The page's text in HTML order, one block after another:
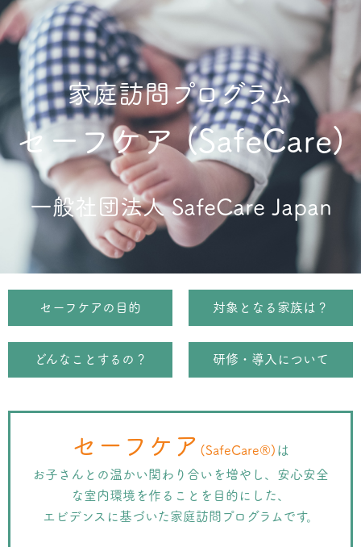
家庭訪問プログラム
セーフケア (SafeCare)
一般社団法人SafeCare Japan
セーフケアの目的 対象となる家族は？
どんなことするの？ 研修・導入について
セーフケア (SafeCare®︎) は
お子さんとの温かい関わり合いを増やし、 安心安全
な室内環境を作ることを目的にした、
エビデンスに基づいた家庭訪問プログラムです。